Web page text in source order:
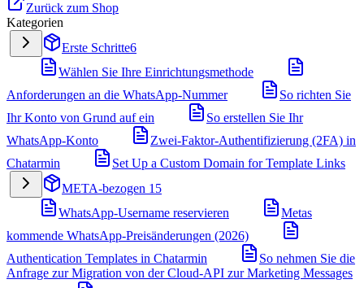
Zurück zum Shop
Kategorien
Erste Schritte6
Wählen Sie Ihre Einrichtungsmethode
Anforderungen an die WhatsApp-Nummer
So richten Sie
Ihr Konto von Grund auf ein
So erstellen Sie Ihr
WhatsApp-Konto
Zwei-Faktor-Authentifizierung (2FA) in
Chatarmin
Set Up a Custom Domain for Template Links
META-bezogen 15
WhatsApp-Username reservieren
Metas
kommende WhatsApp-Preisänderungen (2026)
Authentication Templates in Chatarmin
So nehmen Sie die
Anfrage zur Migration von der Cloud-API zur Marketing Messages